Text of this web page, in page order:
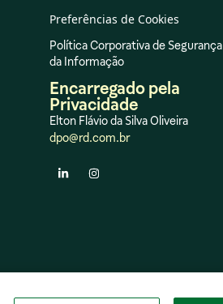
Preferências de Cookies
Política Corporativa de Segurança
da Informação
Encarregado pela
Privacidade
Elton Flávio da Silva Oliveira
dpo@rd.com.br